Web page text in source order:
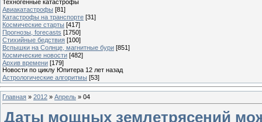
Техногенные катастрофы
Авиакатастрофы [81]
Катастрофы на транспорте [31]
Космические старты [417]
Прогнозы, forecasts [1750]
Стихийные бедствия [100]
Вспышки на Солнце, магнитные бури [851]
Космические новости [482]
Архив времени [179]
Новости по циклу Юпитера 12 лет назад
Астрологические алгоритмы [53]
Главная » 2012 » Апрель » 04
Даты мощных землетрясений